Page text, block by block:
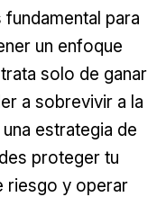
fundamental para
un enfoque
solo de ganar
a sobrevivir a la
estrategia de
proteger tu
riesgo y operar